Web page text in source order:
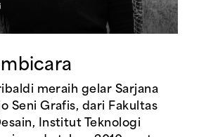
meraih gelar Sarjana
Seni Grafis, dari Fakultas
Institut Teknologi